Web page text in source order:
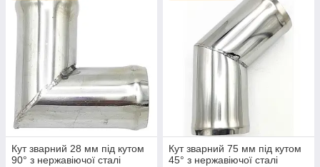
Кут зварний 28 мм під кутом
90° з нержавіючої сталі
Кут зварний 75 мм під кутом
45° з нержавіючої сталі